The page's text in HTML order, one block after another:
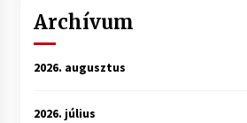
Archívum
2026. augusztus
2026. július